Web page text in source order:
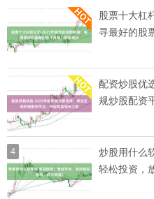
股票十大杠
寻最好的股
配资炒股优
规炒股配资
4
炒股用什么
轻松投资，